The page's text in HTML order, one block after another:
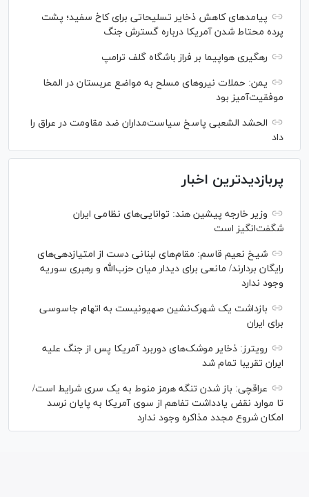
پیامدهای کاهش ذخایر تسلیحاتی برای کاخ سفید؛ پشت
پرده محتاط شدن آمریکا درباره گسترش جنگ
رهگیری هواپیما بر فراز باشگاه گلف ترامپ
یمن: حملات نیروهای مسلح به مواضع عربستان در المخا
موفقیت‌آمیز بود
الحشد الشعبی پاسخ سیاست‌مداران ضد مقاومت در عراق را
داد
پربازدیدترین اخبار
وزیر خارجه پیشین هند: توانایی‌های نظامی ایران
شگفت‌انگیز است
شیخ نعیم قاسم: مقام‌های لبنانی دست از امتیازدهی‌های
رایگان بردارند/ مانعی برای دیدار میان حزب‌الله و رهبری سوریه
وجود ندارد
بازداشت یک شهرک‌نشین صهیونیست به اتهام جاسوسی
برای ایران
رویترز: ذخایر موشک‌های دوربرد آمریکا پس از جنگ علیه
ایران تقریبا تمام شد
عراقچی: باز شدن تنگه هرمز منوط به یک سری شرایط است/
تا موارد نقض یادداشت تفاهم از سوی آمریکا به پایان نرسد
امکان شروع مجدد مذاکره وجود ندارد